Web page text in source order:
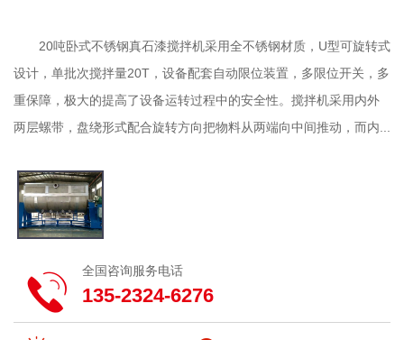
20吨卧式不锈钢真石漆搅拌机采用全不锈钢材质，U型可旋转式
设计，单批次搅拌量20T，设备配套自动限位装置，多限位开关，多
重保障，极大的提高了设备运转过程中的安全性。搅拌机采用内外
两层螺带，盘绕形式配合旋转方向把物料从两端向中间推动，而内...
全国咨询服务电话
135-2324-6276